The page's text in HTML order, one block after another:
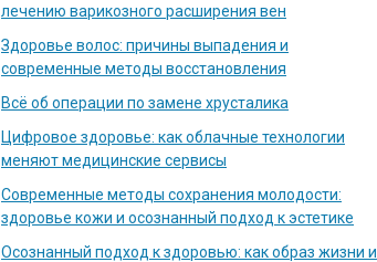
лечению варикозного расширения вен
Здоровье волос: причины выпадения и
современные методы восстановления
Всё об операции по замене хрусталика
Цифровое здоровье: как облачные технологии
меняют медицинские сервисы
Современные методы сохранения молодости:
здоровье кожи и осознанный подход к эстетике
Осознанный подход к здоровью: как образ жизни и